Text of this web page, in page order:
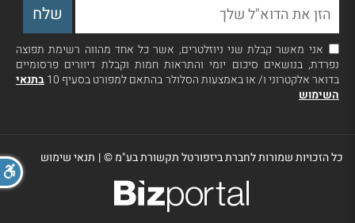
אני מאשר קבלת שני ניוזלטרים, אשר כל אחד מהווה רשימת תפוצה
נפרדת, בנושאים סיכום יומי והתראות חמות וקבלת דיוורים פרסומיים
בדואר אלקטרוני ו/ או באמצעות הסלולר בהתאם למפורט בסעיף 10
בתנאי
השימוש
כל הזכויות שמורות לחברת ביזפורטל תקשורת בע"מ ©| תנאי שימוש